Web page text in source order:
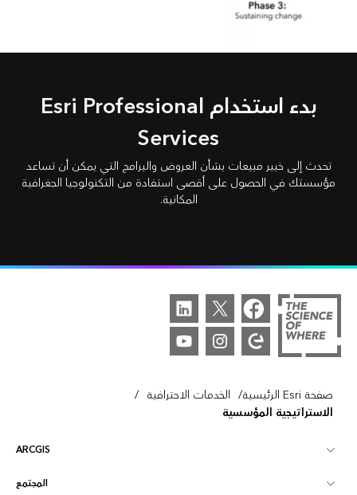
بدء استخدام Esri Professional
Services
تحدث إلى خبير مبيعات بشأن العروض والبرامج التي يمكن أن تساعد
مؤسستك في الحصول على أقصى استفادة من التكنولوجيا الجغرافية
المكانية.
صفحة Esri الرئيسية / الخدمات الاحترافية /
الاستراتيجية المؤسسية
ARCGIS
نظرة عامة على ArcGIS المجتمع